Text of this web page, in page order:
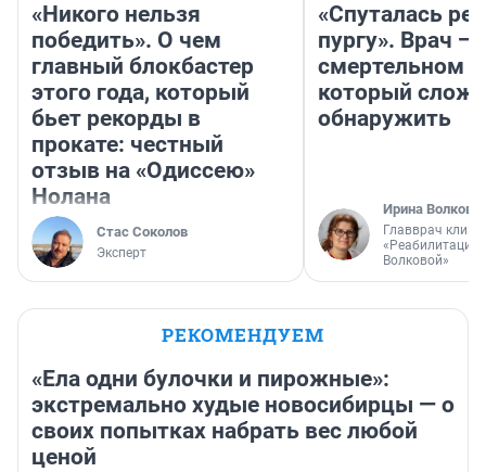
«Никого нельзя
победить». О чем
главный блокбастер
этого года, который
бьет рекорды в
прокате: честный
отзыв на «Одиссею»
Нолана
Стас Соколов
Эксперт
«Спуталась
пургу». Врач —
смертельном
который
обнаружить
Ирина Волкова
Главврач
«Реабилитация
Волковой»
РЕКОМЕНДУЕМ
«Ела одни булочки и пирожные»:
экстремально худые новосибирцы — о
своих попытках набрать вес любой
ценой